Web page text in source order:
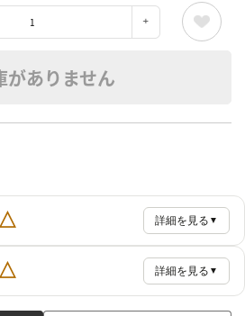
がありません
△ 詳細を見る ▼
△ 詳細を見る ▼